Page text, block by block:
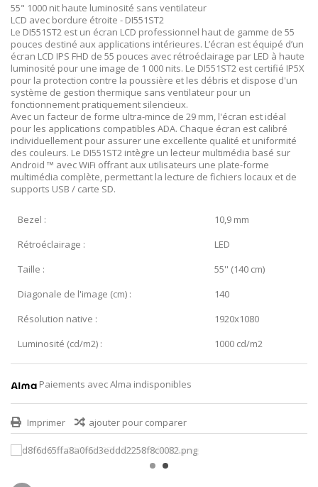
55" 1000 nit haute luminosité sans ventilateur
LCD avec bordure étroite - DI551ST2
Le DI551ST2 est un écran LCD professionnel haut de gamme de 55
pouces destiné aux applications intérieures. L’écran est équipé d’un
écran LCD IPS FHD de 55 pouces avec rétroéclairage par LED à haute
luminosité pour une image de 1 000 nits. Le DI551ST2 est certifié IP5X
pour la protection contre la poussière et les débris et dispose d'un
système de gestion thermique sans ventilateur pour un
fonctionnement pratiquement silencieux.
Avec un facteur de forme ultra-mince de 29 mm, l'écran est idéal
pour les applications compatibles ADA. Chaque écran est calibré
individuellement pour assurer une excellente qualité et uniformité
des couleurs. Le DI551ST2 intègre un lecteur multimédia basé sur
Android ™ avec WiFi offrant aux utilisateurs une plate-forme
multimédia complète, permettant la lecture de fichiers locaux et de
supports USB / carte SD.
Bezel :
10,9 mm
Rétroéclairage :
LED
Taille :
55'' (140 cm)
Diagonale de l'image (cm) :
140
Résolution native :
1920x1080
Luminosité (cd/m2) :
1000 cd/m2
Paiements avec Alma indisponibles
Imprimer ajouter pour comparer